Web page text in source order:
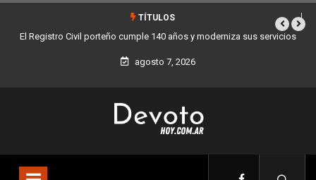
TÍTULOS
El Registro Civil porteño cumple 140 años y moderniza sus servicios
agosto 7, 2026